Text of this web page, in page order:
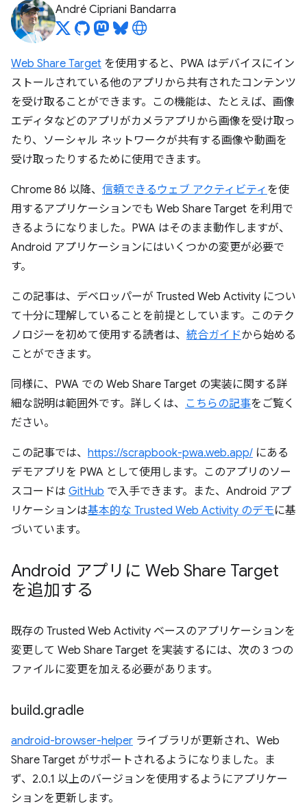
André Cipriani Bandarra
Web Share Target を使用すると、PWA はデバイスにイン
ストールされている他のアプリから共有されたコンテンツ
を受け取ることができます。この機能は、たとえば、画像
エディタなどのアプリがカメラアプリから画像を受け取っ
たり、ソーシャル ネットワークが共有する画像や動画を
受け取ったりするために使用できます。
Chrome 86 以降、 信頼できるウェブ アクティビティ を使
用するアプリケーションでも Web Share Target を利用で
きるようになりました。PWA はそのまま動作しますが、
Android アプリケーションにはいくつかの変更が必要で
す。
この記事は、デベロッパーが Trusted Web Activity につい
て十分に理解していることを前提としています。このテク
ノロジーを初めて使用する読者は、 統合ガイドから始める
ことができます。
同様に、PWA での Web Share Target の実装に関する詳
細な説明は範囲外です。詳しくは、 こちらの記事をご覧く
ださい。
この記事では、 https://scrapbook-pwa.web.app/ にある
デモアプリを PWA として使用します。このアプリのソー
スコードは GitHub で入手できます。また、Android アプ
リケーションは基本的な Trusted Web Activity のデモに基
づいています。
Android アプリに Web Share Target
を追加する
既存の Trusted Web Activity ベースのアプリケーションを
変更して Web Share Target を実装するには、次の 3 つの
ファイルに変更を加える必要があります。
build.gradle
android-browser-helper ライブラリが更新され、Web
Share Target がサポートされるようになりました。ま
ず、2.0.1 以上のバージョンを使用するようにアプリケー
ションを更新します。